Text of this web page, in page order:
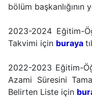
bölüm başkanlığının
2023-2024 Eğitim-
Takvimi için buraya
2022-2023 Eğitim-
Azami Süresini
Belirten Liste için